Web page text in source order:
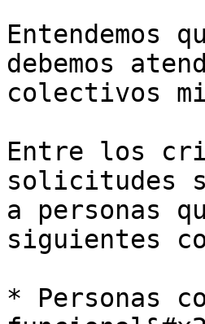
Entendemos
debemos
colectivos
Entre los
solicitudes
a personas
siguientes
* Personas